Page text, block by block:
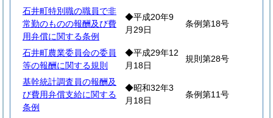
石井町特別職の職員で非
常勤のものの報酬及び費
用弁償に関する条例
◆平成20年9
月29日
条例第18号
石井町農業委員会の委員
等の報酬に関する規則
◆平成29年12
月18日
規則第28号
基幹統計調査員の報酬及
び費用弁償支給に関する
条例
◆昭和32年3
月18日
条例第11号